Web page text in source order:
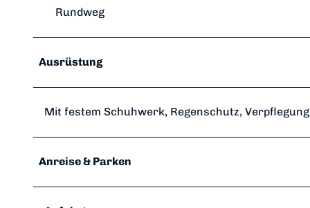
Rundweg
Ausrüstung
Mit festem Schuhwerk, Regenschutz,
Anreise & Parken